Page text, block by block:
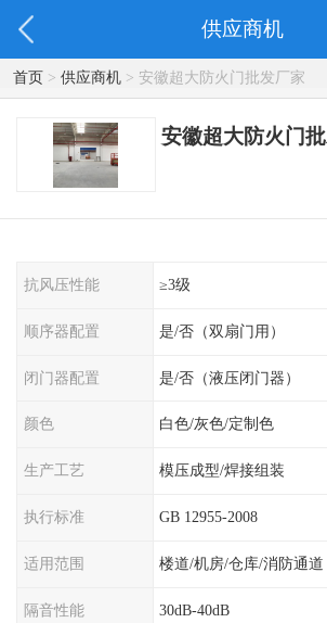
供应商机
首页> 供应商机> 安徽超大防火门批发厂家
安徽超大防火门
抗风压性能 ≥3级
顺序器配置 是/否（双扇门用）
闭门器配置 是/否（液压闭门器）
颜色 白色/灰色/定制色
生产工艺 模压成型/焊接组装
执行标准 GB 12955-2008
适用范围 楼道/机房/仓库/消防通道
隔音性能 30dB-40dB